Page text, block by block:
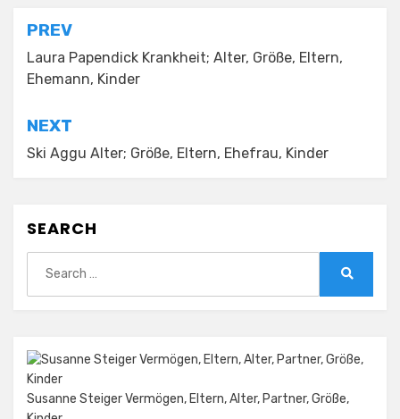
Post
navigation
PREV
Laura Papendick Krankheit; Alter, Größe, Eltern,
Ehemann, Kinder
NEXT
Ski Aggu Alter; Größe, Eltern, Ehefrau, Kinder
SEARCH
for:
Susanne Steiger Vermögen, Eltern, Alter, Partner, Größe,